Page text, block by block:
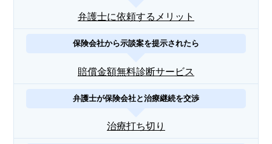
弁護士に依頼するメリット
保険会社から示談案を提示されたら
賠償金額無料診断サービス
弁護士が保険会社と治療継続を交渉
治療打ち切り